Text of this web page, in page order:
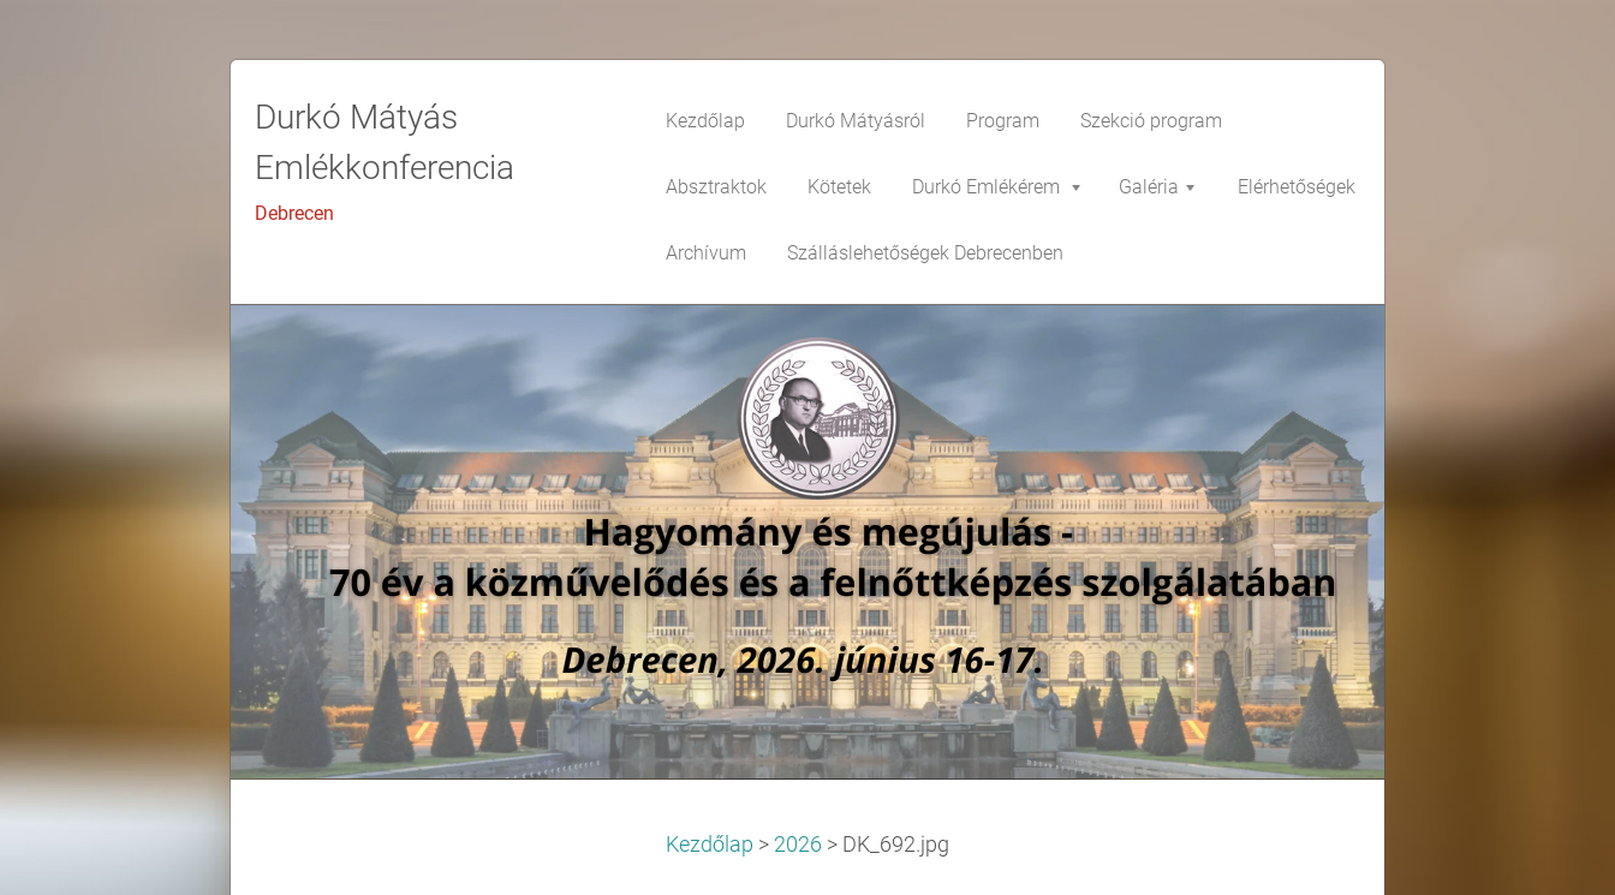
Durkó Mátyás
Emlékkonferencia
Debrecen
Kezdőlap Durkó Mátyásról Program Szekció program
Absztraktok Kötetek Durkó Emlékérem Galéria Elérhetőségek
Archívum Szálláslehetőségek Debrecenben
Kezdőlap > 2026 > DK_692.jpg